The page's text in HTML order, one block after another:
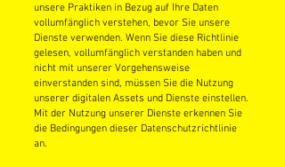
unsere Praktiken in Bezug auf Ihre Daten
vollumfänglich verstehen, bevor Sie unsere
Dienste verwenden. Wenn Sie diese Richtlinie
gelesen, vollumfänglich verstanden haben und
nicht mit unserer Vorgehensweise
einverstanden sind, müssen Sie die Nutzung
unserer digitalen Assets und Dienste einstellen.
Mit der Nutzung unserer Dienste erkennen Sie
die Bedingungen dieser Datenschutzrichtlinie
an.